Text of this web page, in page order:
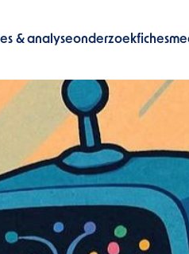
& analyseonderzoekfiches